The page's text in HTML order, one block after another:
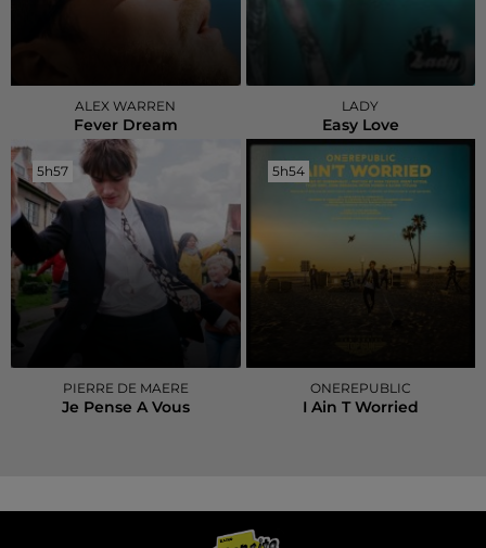
ALEX WARREN
Fever Dream
LADY
Easy Love
5h57
5h57
PIERRE DE MAERE
Je Pense A Vous
5h54
5h54
ONEREPUBLIC
I Ain T Worried